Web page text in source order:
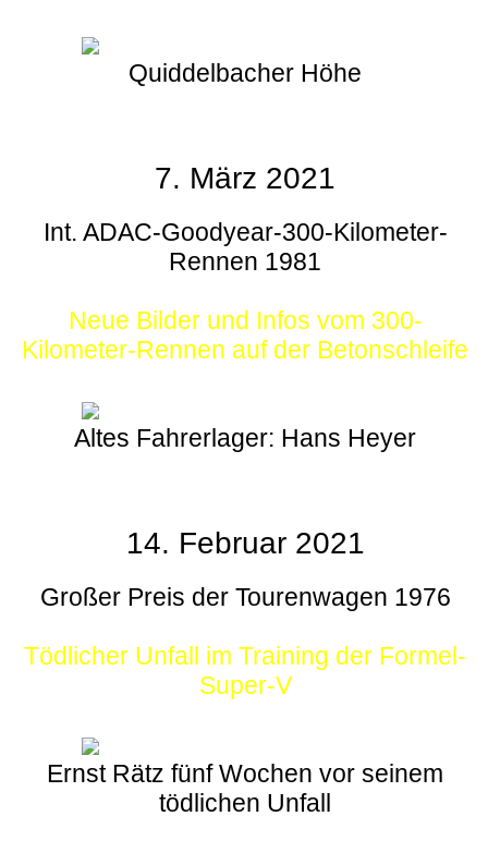
Quiddelbacher Höhe
7. März 2021
Int. ADAC-Goodyear-300-Kilometer-
Rennen 1981
Neue Bilder und Infos vom 300-
Kilometer-Rennen auf der Betonschleife
Altes Fahrerlager: Hans Heyer
14. Februar 2021
Großer Preis der Tourenwagen 1976
Tödlicher Unfall im Training der Formel-
Super-V
Ernst Rätz fünf Wochen vor seinem
tödlichen Unfall